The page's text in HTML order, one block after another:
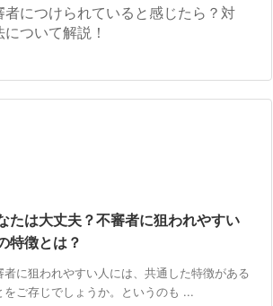
者につけられていると感じたら？対
について解説！
たは大丈夫？不審者に狙われやすい
特徴とは？
者に狙われやすい人には、共通した特徴がある
をご存じでしょうか。というのも ...